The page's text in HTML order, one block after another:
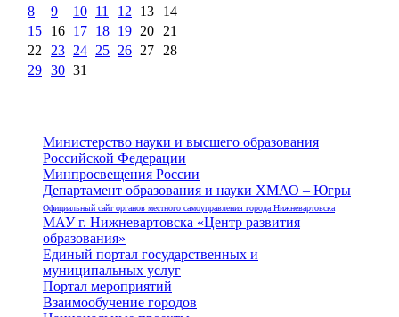
8
9 10 11 12 13
14
15
16 17 18 19 20
21
22
23 24 25 26 27
28
29 30 31
Министерство науки и высшего образования
Российской Федерации
Минпросвещения России
Департамент образования и науки ХМАО – Югры
Официальный сайт органов местного самоуправления города Нижневартовска
МАУ г. Нижневартовска «Центр развития
образования»
Единый портал государственных и
муниципальных услуг
Портал мероприятий
Взаимообучение городов